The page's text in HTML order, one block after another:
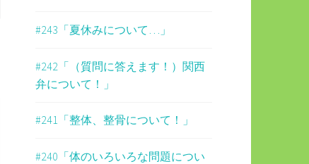
#243「夏休みについて…」
#242「（質問に答えます！）関西
弁について！」
#241「整体、整骨について！」
#240「体のいろいろな問題につい